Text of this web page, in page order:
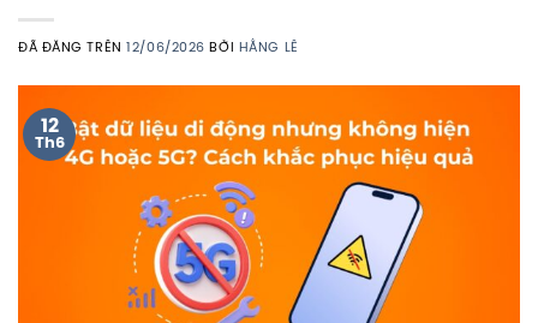
ĐÃ ĐĂNG TRÊN 12/06/2026 BỞI HẰNG LÊ
12
Th6